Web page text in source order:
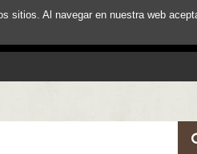
Al navegar en nuestra web